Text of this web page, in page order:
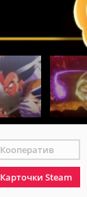
Кооператив
Карточки Steam